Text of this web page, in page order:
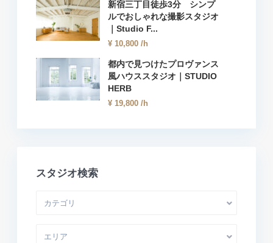
新宿三丁目徒歩3分 シンプ
ルでおしゃれな撮影スタジオ
｜Studio F...
¥ 10,800 /h
都内で見つけたプロヴァンス
風ハウススタジオ｜STUDIO
HERB
¥ 19,800 /h
スタジオ検索
カテゴリ
エリア